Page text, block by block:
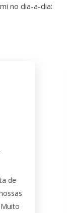
no dia-a-dia:
de
da